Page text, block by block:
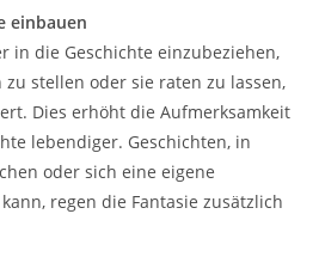
einbauen
in die Geschichte einzubeziehen,
zu stellen oder sie raten zu lassen,
Dies erhöht die Aufmerksamkeit
lebendiger. Geschichten, in
oder sich eine eigene
regen die Fantasie zusätzlich